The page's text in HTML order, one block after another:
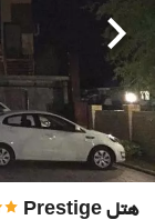
هتل Prestige
قبلی